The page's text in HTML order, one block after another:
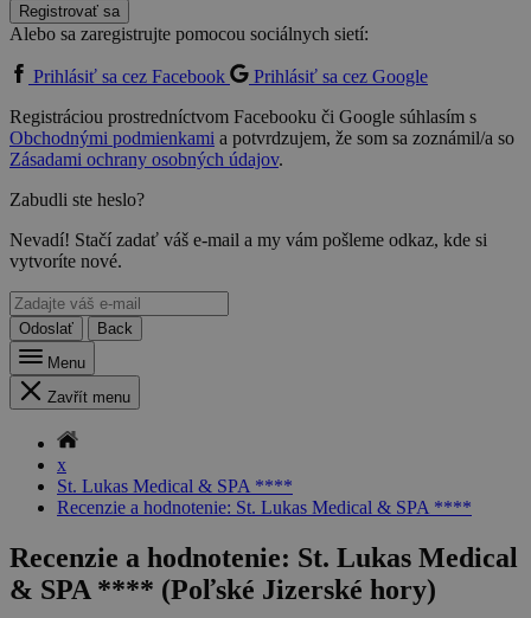
Registrovať sa
Alebo sa zaregistrujte pomocou sociálnych sietí:
Prihlásiť sa cez Facebook
Prihlásiť sa cez Google
Registráciou prostredníctvom Facebooku či Google súhlasím s
Obchodnými podmienkami a potvrdzujem, že som sa zoznámil/a so
Zásadami ochrany osobných údajov.
Zabudli ste heslo?
Nevadí! Stačí zadať váš e-mail a my vám pošleme odkaz, kde si
vytvoríte nové.
Odoslať
Back
Menu
Zavřít menu
x
St. Lukas Medical & SPA ****
Recenzie a hodnotenie: St. Lukas Medical & SPA ****
Recenzie a hodnotenie: St. Lukas Medical
& SPA **** (Poľské Jizerské hory)